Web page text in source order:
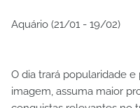
Aquário (21/01 - 19/02)
O dia trará popularidade
imagem, assuma maior